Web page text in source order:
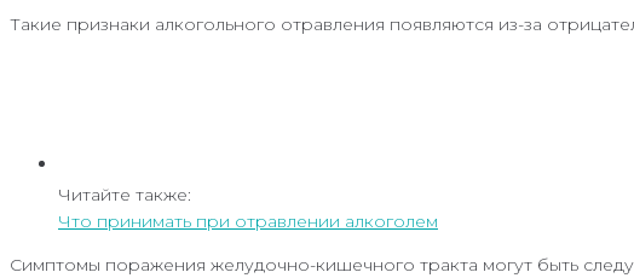
Такие признаки алкогольного отравления появляются из-за
Читайте также:
Что принимать при отравлении алкоголем
Симптомы поражения желудочно-кишечного тракта могут быть